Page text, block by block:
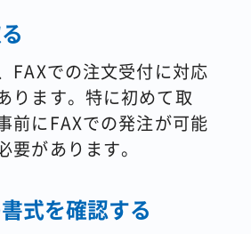
FAXでの注文受付に対応
ります。特に初めて取
前にFAXでの発注が可能
要があります。
式を確認する